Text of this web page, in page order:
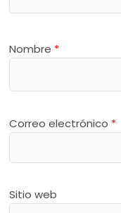
Nombre *
Correo electrónico *
Sitio web